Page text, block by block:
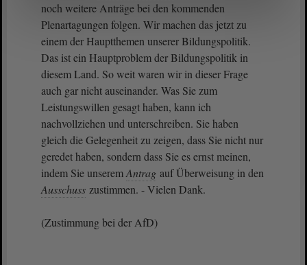
noch weitere Anträge bei den kommenden
Plenartagungen folgen. Wir machen das jetzt zu
einem der Hauptthemen unserer Bildungspolitik.
Das ist ein Hauptproblem der Bildungspolitik in
diesem Land. So weit waren wir in dieser Frage
auch gar nicht auseinander. Was Sie zum
Leistungswillen gesagt haben, kann ich
nachvollziehen und unterschreiben. Sie haben
gleich die Gelegenheit zu zeigen, dass Sie nicht nur
geredet haben, sondern dass Sie es ernst meinen,
indem Sie unseremAntrag auf Überweisung in den
Ausschuss zustimmen. - Vielen Dank.
(Zustimmung bei der AfD)